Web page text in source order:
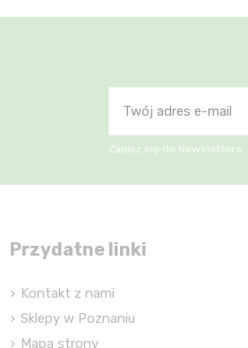
Zapisz się do Newslettera:
Przydatne linki
Kontakt z nami
Sklepy w Poznaniu
Mapa strony